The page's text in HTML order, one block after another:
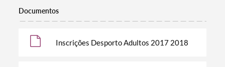
Documentos
Inscrições Desporto Adultos 2017 2018